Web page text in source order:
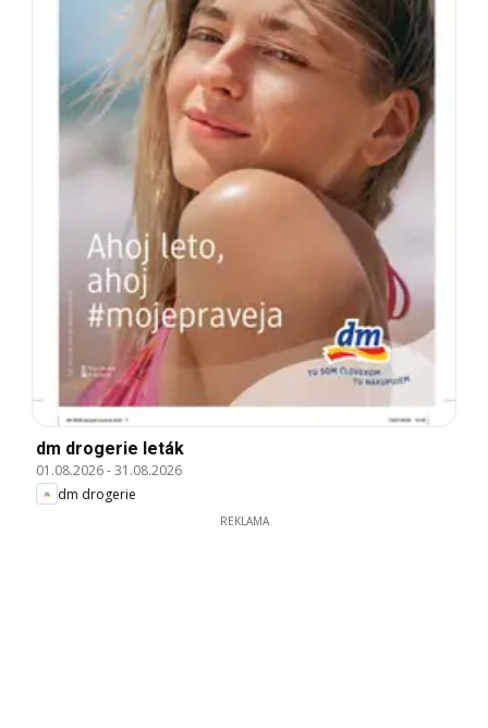
dm drogerie leták
01.08.2026-31.08.2026
dm drogerie
REKLAMA